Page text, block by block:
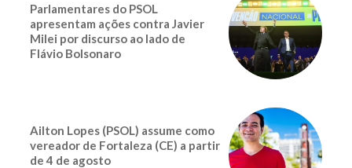
Parlamentares do PSOL
apresentam ações contra Javier
Milei por discurso ao lado de
Flávio Bolsonaro
Ailton Lopes (PSOL) assume como
vereador de Fortaleza (CE) a partir
de 4 de agosto